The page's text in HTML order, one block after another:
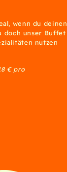
wenn du deinen
doch unser Buffet
nutzen
€ pro